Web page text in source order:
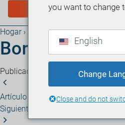
PROGRAMAR
Hogar ›
Borrador
Publicado el 21 de noviembre de
Artículo anterior Borrador
Siguiente artículo
you want to change
English
Change
Close and do not